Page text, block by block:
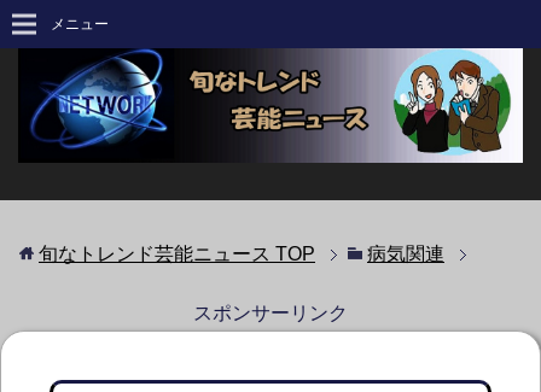
メニュー
旬なトレンド芸能ニュース TOP 病気関連
スポンサーリンク